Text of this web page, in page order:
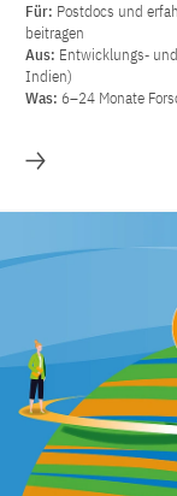
Für: Postdocs und
beitragen
Aus: Entwicklungs‐
Indien)
Was: 6–24 Monate